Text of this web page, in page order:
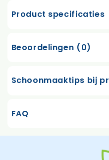
Product specificaties
Beoordelingen (0)
Schoonmaaktips bij
FAQ